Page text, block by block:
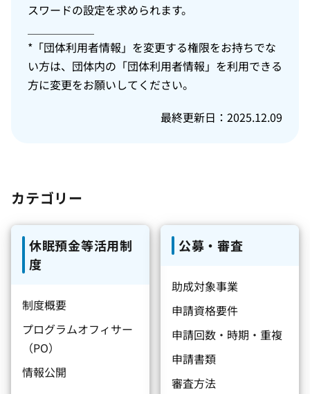
スワードの設定を求められます。​
*「団体利用者情報」を変更する権限をお持ちでな
い方は、団体内の「団体利用者情報」を利用できる
方に変更をお願いしてください。
最終更新日：2025.12.09
カテゴリー
休眠預金等活用制
度
制度概要
プログラムオフィサー
（PO）
情報公開
公募・審査
助成対象事業
申請資格要件
申請回数・時期・重複
申請書類
審査方法